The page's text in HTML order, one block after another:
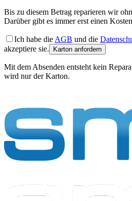
Bis zu diesem Betrag reparieren wir
Darüber gibt es immer erst einen
Ich habe die AGB und die
akzeptiere sie.
Karton anfordern
Mit dem Absenden entsteht kein
wird nur der Karton.